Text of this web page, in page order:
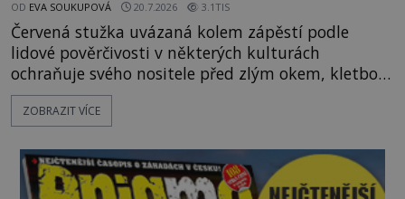
OD EVA SOUKUPOVÁ 20.7.2026 3.1TIS
Červená stužka uvázaná kolem zápěstí podle
lidové pověrčivosti v některých kulturách
ochraňuje svého nositele před zlým okem, kletbou,
která může přivodit neštěstí či nemoc. S tímto
nenápadným symbolem magické ochrany lze
nebo Leonarda DiCapria. Na Blízkém východě a v
židovských komunitách po celém světě, je
ZOBRAZIT VÍCE